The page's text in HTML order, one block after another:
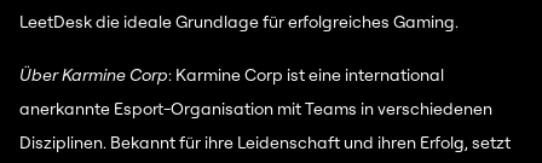
LeetDesk die ideale Grundlage für erfolgreiches Gaming.
Über Karmine Corp: Karmine Corp ist eine international
anerkannte Esport-Organisation mit Teams in verschiedenen
Disziplinen. Bekannt für ihre Leidenschaft und ihren Erfolg, setzt